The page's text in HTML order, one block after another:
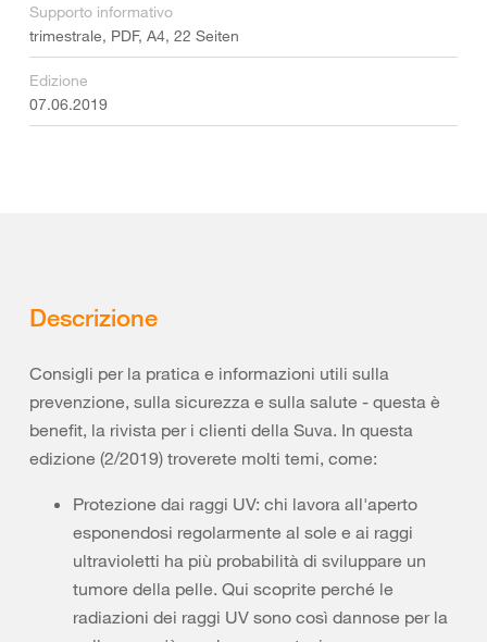
Supporto informativo
trimestrale, PDF, A4, 22 Seiten
Edizione
07.06.2019
Descrizione
Consigli per la pratica e informazioni utili sulla
prevenzione, sulla sicurezza e sulla salute - questa è
benefit, la rivista per i clienti della Suva. In questa
edizione (2/2019) troverete molti temi, come:
Protezione dai raggi UV: chi lavora all'aperto
esponendosi regolarmente al sole e ai raggi
ultravioletti ha più probabilità di sviluppare un
tumore della pelle. Qui scoprite perché le
radiazioni dei raggi UV sono così dannose per la